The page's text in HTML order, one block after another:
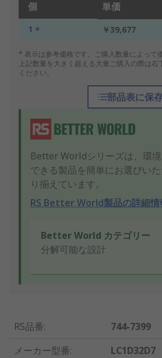
個 単価
1 + ￥39,677
* 表示は参考価格です。ご購入数量によって
上記数量を大きく超える大量ご購入の際は右
ください。
部品表に保
Better Worldシリーズは、環
できる製品を簡単にお選びい
り揃えています。
RS Better World製品の詳細情
Better World カテゴリー
分解可能な設計
RS品番:
744-7399
メーカー型番:
LC1D32D7